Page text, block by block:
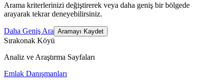
Arama kriterlerinizi değiştirerek veya daha geniş bir bölgede
arayarak tekrar deneyebilirsiniz.
Daha Geniş Ara Aramayı Kaydet
Sırakonak Köyü
Analiz ve Araştırma Sayfaları
Emlak Danışmanları